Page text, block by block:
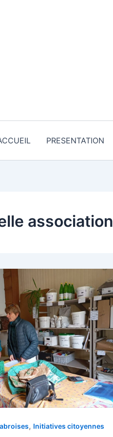
PRESENTATION
association
, Initiatives citoyennes